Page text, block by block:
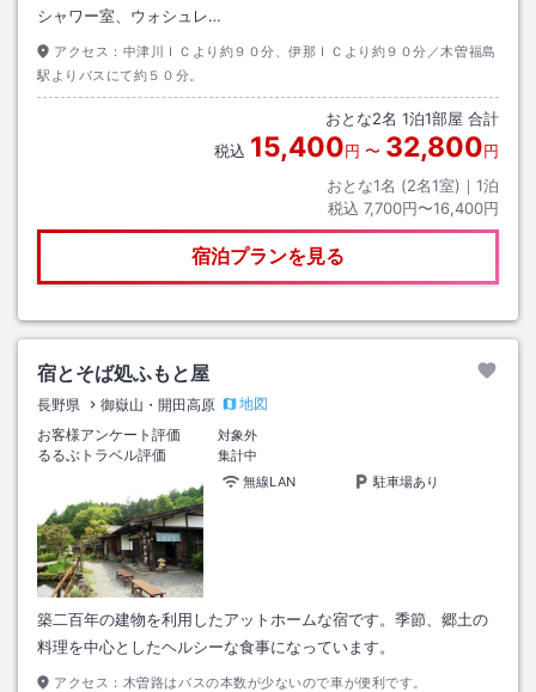
シャワー室、ウォシュレ…
アクセス： 中津川ＩＣより約９０分、伊那ＩＣより約９０分／木曽福島
駅よりバスにて約５０分。
おとな2名 1泊1部屋 合計
税込 15,400円 〜 32,800円
おとな1名 (2名1室)｜ 1泊
税込 7,700円〜16,400円
宿泊プランを見る
宿とそば処ふもと屋
長野県 御嶽山・開田高原
地図
お客様アンケート評価
対象外
るるぶトラベル評価
集計中
無線LAN
駐車場あり
築二百年の建物を利用したアットホームな宿です。季節、郷土の
料理を中心としたヘルシーな食事になっています。
アクセス： 木曽路はバスの本数が少ないので車が便利です。